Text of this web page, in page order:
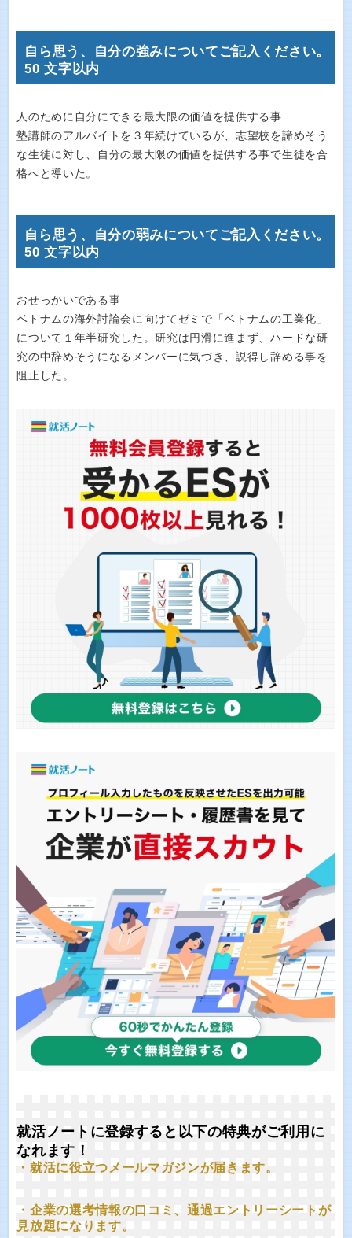
自ら思う、自分の強みについてご記入ください。
50 文字以内
人のために自分にできる最大限の価値を提供する事
塾講師のアルバイトを３年続けているが、志望校を諦めそう
な生徒に対し、自分の最大限の価値を提供する事で生徒を合
格へと導いた。
自ら思う、自分の弱みについてご記入ください。
50 文字以内
おせっかいである事
ベトナムの海外討論会に向けてゼミで「ベトナムの工業化」
について１年半研究した。研究は円滑に進まず、ハードな研
究の中辞めそうになるメンバーに気づき、説得し辞める事を
阻止した。
就活ノートに登録すると以下の特典がご利用に
なれます！
・就活に役立つメールマガジンが届きます。
・企業の選考情報の口コミ、通過エントリーシートが
見放題になります。